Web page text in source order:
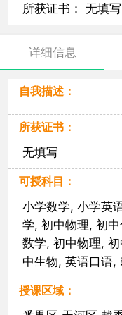
所获证书： 无填写
详细信息
自我描述：
所获证书：
无填写
可授科目：
小学数学, 小学英
学, 初中物理, 初
数学, 初中物理,
中生物, 英语口语,
授课区域：